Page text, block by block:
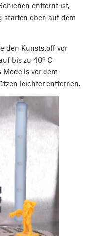
entfernt ist,
oben auf dem
den Kunststoff vor
bis zu 40º C
Modells vor dem
leichter entfernen.